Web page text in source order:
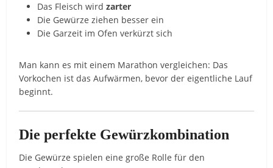
Das Fleisch wirdzarter
Die Gewürze ziehen besser ein
Die Garzeit im Ofen verkürzt sich
Man kann es mit einem Marathon vergleichen: Das
Vorkochen ist das Aufwärmen, bevor der eigentliche Lauf
beginnt.
Die perfekte Gewürzkombination
Die Gewürze spielen eine große Rolle für den